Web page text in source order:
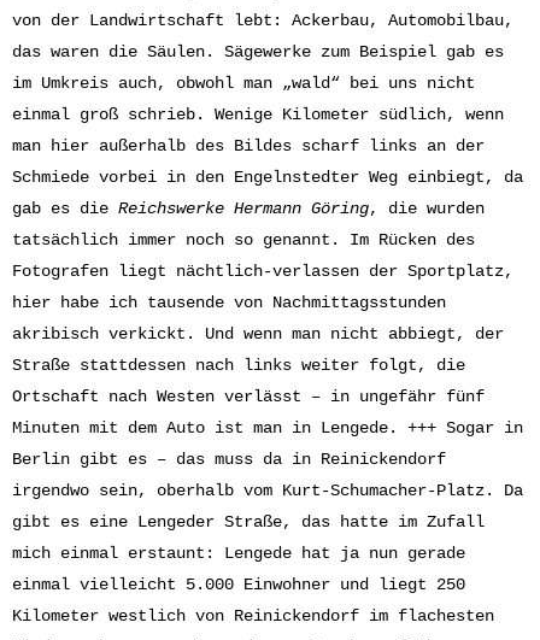
von der Landwirtschaft lebt: Ackerbau, Automobilbau,
das waren die Säulen. Sägewerke zum Beispiel gab es
im Umkreis auch, obwohl man „wald“ bei uns nicht
einmal groß schrieb. Wenige Kilometer südlich, wenn
man hier außerhalb des Bildes scharf links an der
Schmiede vorbei in den Engelnstedter Weg einbiegt, da
gab es die Reichswerke Hermann Göring, die wurden
tatsächlich immer noch so genannt. Im Rücken des
Fotografen liegt nächtlich-verlassen der Sportplatz,
hier habe ich tausende von Nachmittagsstunden
akribisch verkickt. Und wenn man nicht abbiegt, der
Straße stattdessen nach links weiter folgt, die
Ortschaft nach Westen verlässt – in ungefähr fünf
Minuten mit dem Auto ist man in Lengede. +++ Sogar in
Berlin gibt es – das muss da in Reinickendorf
irgendwo sein, oberhalb vom Kurt-Schumacher-Platz. Da
gibt es eine Lengeder Straße, das hatte im Zufall
mich einmal erstaunt: Lengede hat ja nun gerade
einmal vielleicht 5.000 Einwohner und liegt 250
Kilometer westlich von Reinickendorf im flachesten